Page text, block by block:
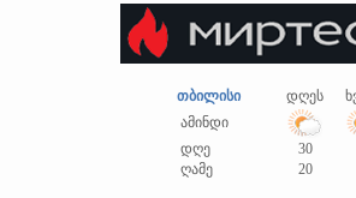
თბილისი დღეს
ამინდი
დღე
30
ღამე
20